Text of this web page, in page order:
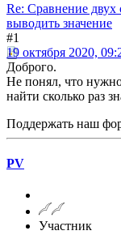
Re: Сравнение двух
выводить значение
#1
19 октября 2020,
Доброго.
Не понял, что
найти сколько раз
Поддержать наш
PV
Участник